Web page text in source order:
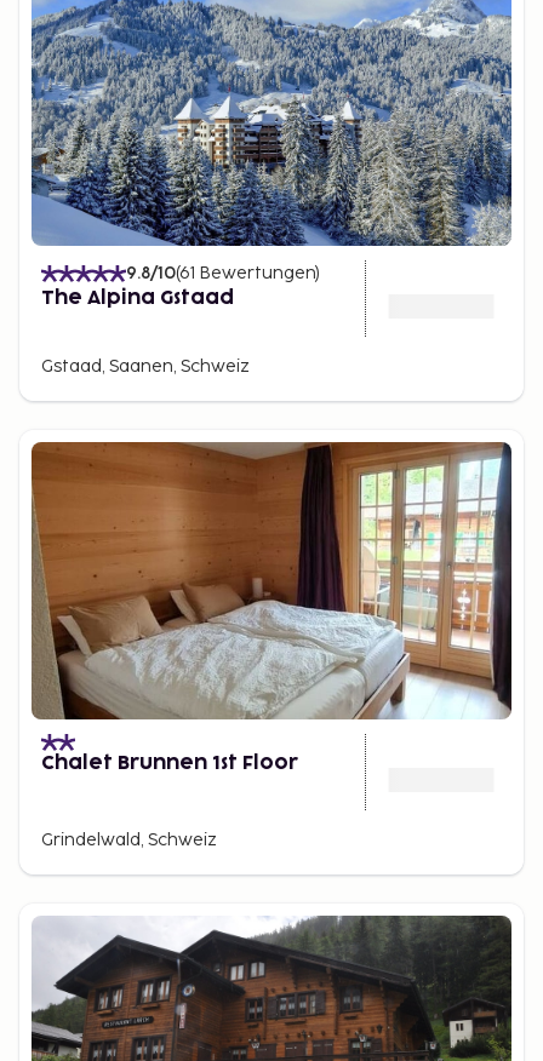
9.8/10(61 Bewertungen)
The Alpina Gstaad
Gstaad, Saanen, Schweiz
Chalet Brunnen 1st Floor
Grindelwald, Schweiz